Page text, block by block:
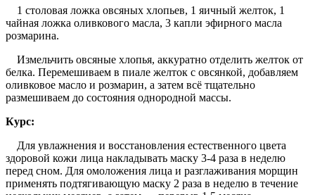
1 столовая ложка овсяных хлопьев, 1 яичный желток, 1
чайная ложка оливкового масла, 3 капли эфирного масла
розмарина.
Измельчить овсяные хлопья, аккуратно отделить желток от
белка. Перемешиваем в пиале желток с овсянкой, добавляем
оливковое масло и розмарин, а затем всё тщательно
размешиваем до состояния однородной массы.
Курс:
Для увлажнения и восстановления естественного цвета
здоровой кожи лица накладывать маску 3-4 раза в неделю
перед сном. Для омоложения лица и разглаживания морщин
применять подтягивающую маску 2 раза в неделю в течение